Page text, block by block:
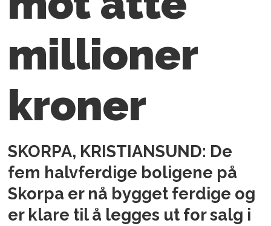
millioner
kroner
SKORPA, KRISTIANSUND: De
fem halvferdige boligene på
Skorpa er nå bygget ferdige og
er klare til å legges ut for salg i